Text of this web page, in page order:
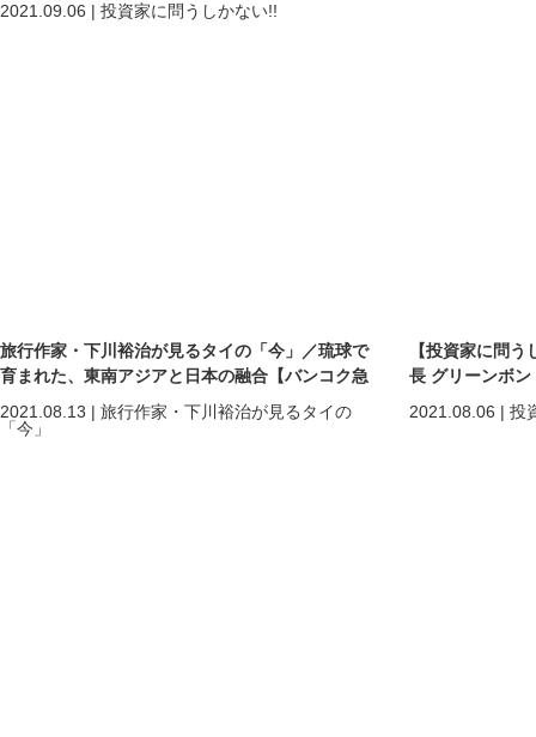
2021.09.06 | 投資家に問うしかない!!
旅行作家・下川裕治が見るタイの「今」／琉球で
育まれた、東南アジアと日本の融合【バンコク急
2021.08.13 | 旅行作家・下川裕治が見るタイの
「今」
【投資家に問
長 グリーンボ
2021.08.06 | 投